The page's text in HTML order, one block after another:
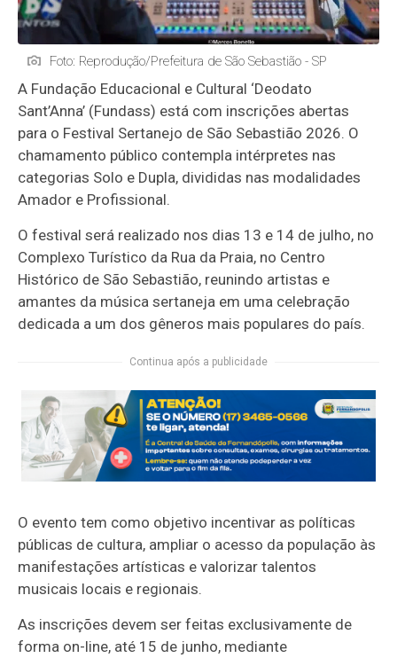
Foto: Reprodução/Prefeitura de São Sebastião - SP
A Fundação Educacional e Cultural ‘Deodato
Sant’Anna’ (Fundass) está com inscrições abertas
para o Festival Sertanejo de São Sebastião 2026. O
chamamento público contempla intérpretes nas
categorias Solo e Dupla, divididas nas modalidades
Amador e Profissional.
O festival será realizado nos dias 13 e 14 de julho, no
Complexo Turístico da Rua da Praia, no Centro
Histórico de São Sebastião, reunindo artistas e
amantes da música sertaneja em uma celebração
dedicada a um dos gêneros mais populares do país.
Continua após a publicidade
O evento tem como objetivo incentivar as políticas
públicas de cultura, ampliar o acesso da população às
manifestações artísticas e valorizar talentos
musicais locais e regionais.
As inscrições devem ser feitas exclusivamente de
forma on-line, até 15 de junho, mediante